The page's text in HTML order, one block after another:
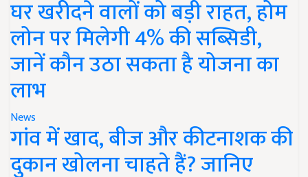
घर खरीदने वालों को बड़ी राहत, होम
लोन पर मिलेगी 4% की सब्सिडी,
जानें कौन उठा सकता है योजना का
लाभ
News
गांव में खाद, बीज और कीटनाशक की
दुकान खोलना चाहते हैं? जानिए